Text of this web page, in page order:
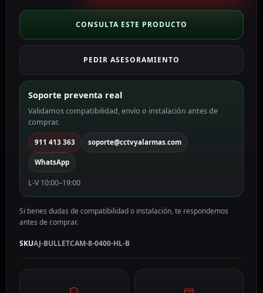
Bullet
Megapixel
Ajax
negro
8
MP,
mm
AJ-
BULLETCAM-
0400-
HL-
cantidad
CONSULTA ESTE PRODUCTO
PEDIR ASESORAMIENTO
Soporte preventa real
Validamos compatibilidad, envío o instalación antes de
comprar.
911 413 363 soporte@cctvyalarmas.com
WhatsApp
L-V 10:00–19:00
Si tienes dudas de compatibilidad o instalación, te respondemos
antes de comprar.
SKUAJ-BULLETCAM-8-0400-HL-B